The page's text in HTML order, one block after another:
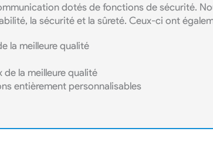
dotés de fonctions de sécurité.
la sécurité et la sûreté. Ceux-ci ont
la meilleure qualité
la meilleure qualité
entièrement personnalisables